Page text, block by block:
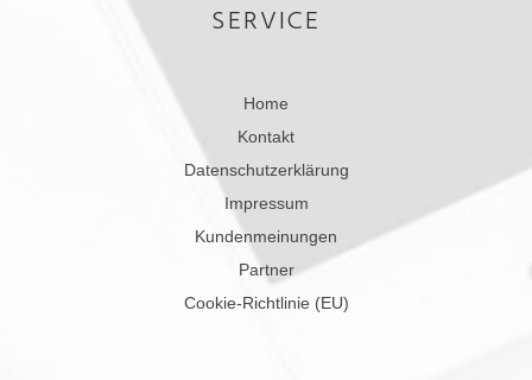
SERVICE
Home
Kontakt
Datenschutzerklärung
Impressum
Kundenmeinungen
Partner
Cookie-Richtlinie (EU)